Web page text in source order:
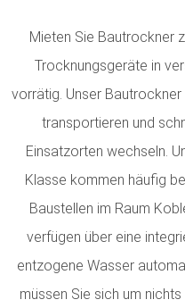
Mieten Sie Bautrockner
Trocknungsgeräte in
vorrätig. Unser
transportieren und
Einsatzorten wechseln.
Klasse kommen häufig
Baustellen im Raum
verfügen über eine
entzogene Wasser
müssen Sie sich um